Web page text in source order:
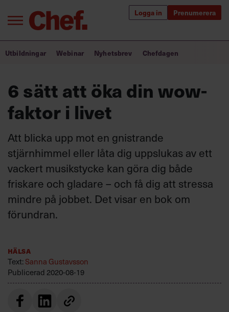
Logga in Prenumerera
Annonsera
Om oss
Kontakta oss
personuppgiftsbehandling
Bra ledare förändrar världen
Utbildning för ledare
Chefakademin+
Populära utbildningar
Utbildningar Webinar Nyhetsbrev Chefdagen
6 sätt att öka din wow-
faktor i livet
Att blicka upp mot en gnistrande
stjärnhimmel eller låta dig uppslukas av ett
vackert musikstycke kan göra dig både
friskare och gladare – och få dig att stressa
mindre på jobbet. Det visar en bok om
förundran.
Hälsa
Text: Sanna Gustavsson
Publicerad 2020-08-19